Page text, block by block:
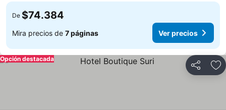
De $74.384
Mira precios de 7 páginas Ver precios
Compartir
Opción destacada